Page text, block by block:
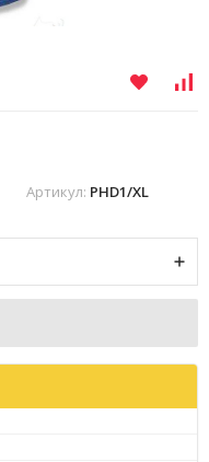
Артикул: PHD1/XL